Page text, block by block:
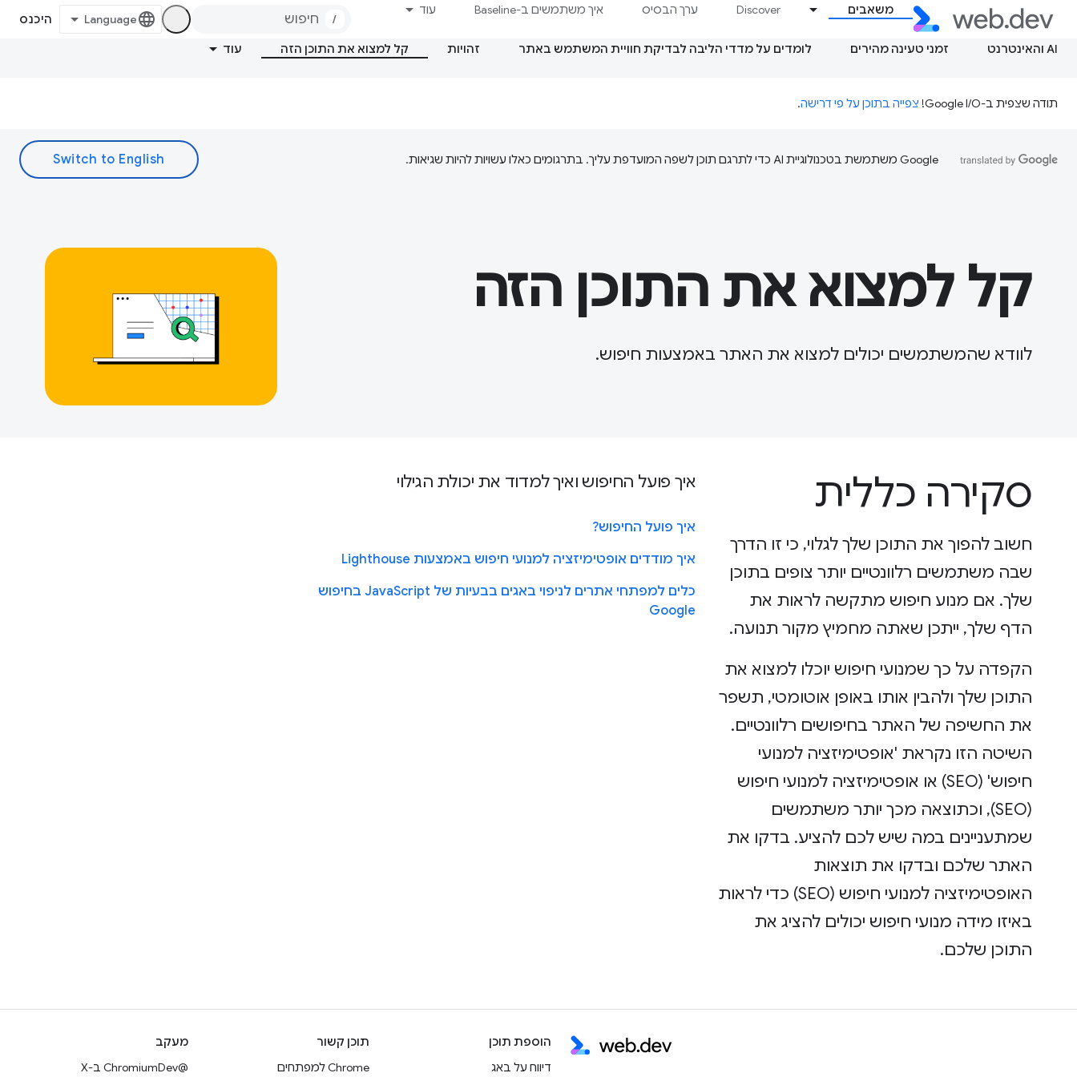
משאבים Discover ערך הבסיס איך משתמשים ב-Baseline עוד
/ היכנס
AI והאינטרנט זמני טעינה מהירים לומדים על מדדי הליבה לבדיקת חוויית המשתמש באתר זהויות קל למצוא את התוכן הזה עוד
תודה שצפית ב-Google I/O! צפייה בתוכן על פי דרישה.
‫Google משתמשת בטכנולוגיית AI כדי לתרגם תוכן לשפה המועדפת עליך. בתרגומים כאלו עשויות להיות שגיאות.
קל למצוא את התוכן הזה
לוודא שהמשתמשים יכולים למצוא את האתר באמצעות חיפוש.
סקירה כללית
חשוב להפוך את התוכן שלך לגלוי, כי זו הדרך
שבה משתמשים רלוונטיים יותר צופים בתוכן
שלך. אם מנוע חיפוש מתקשה לראות את
הדף שלך, ייתכן שאתה מחמיץ מקור תנועה.
הקפדה על כך שמנועי חיפוש יוכלו למצוא את
התוכן שלך ולהבין אותו באופן אוטומטי, תשפר
את החשיפה של האתר בחיפושים רלוונטיים.
השיטה הזו נקראת 'אופטימיזציה למנועי
חיפוש' (SEO) או אופטימיזציה למנועי חיפוש
(SEO), וכתוצאה מכך יותר משתמשים
שמתעניינים במה שיש לכם להציע. בדקו את
האתר שלכם ובדקו את תוצאות
האופטימיזציה למנועי חיפוש (SEO) כדי לראות
באיזו מידה מנועי חיפוש יכולים להציג את
התוכן שלכם.
איך פועל החיפוש ואיך למדוד את יכולת הגילוי
איך פועל החיפוש?
איך מודדים אופטימיזציה למנועי חיפוש באמצעות Lighthouse
כלים למפתחי אתרים לניפוי באגים בבעיות של JavaScript בחיפוש
Google
הוספת תוכן
דיווח על באג
תוכן קשור
Chrome למפתחים
מעקב
@ChromiumDev ב-X